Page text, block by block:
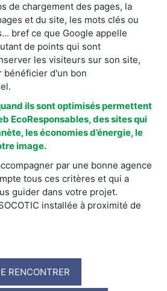
de chargement des pages, la
et du site, les mots clés ou
bref ce que Google appelle
de points qui sont
les visiteurs sur son site,
bénéficier d'un bon
ils sont optimisés permettent
EcoResponsables, des sites qui
les économies d’énergie, le
image.
par une bonne agence
tous ces critères et qui a
guider dans votre projet.
installée à proximité de
RENCONTRER